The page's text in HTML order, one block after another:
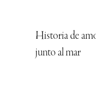
Historia de
junto al mar